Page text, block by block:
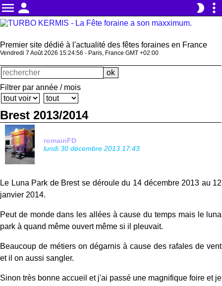
menu person brightness_2 more_vert
Premier site dédié à l'actualité des fêtes foraines en France
Vendredi 7 Août 2026 15:24:56 - Paris, France GMT +02:00
Filtrer par année / mois
Brest 2013/2014
romainFD
lundi 30 décembre 2013 17:43
Le Luna Park de Brest se déroule du 14 décembre 2013 au 12
janvier 2014.
Peut de monde dans les allées à cause du temps mais le luna
park à quand même ouvert même si il pleuvait.
Beaucoup de métiers on dégarnis à cause des rafales de vent
et il on aussi sangler.
Sinon très bonne accueil et j'ai passé une magnifique foire et je